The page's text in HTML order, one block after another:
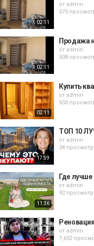
02:11
от admin
575
02:11
Продажа
от admin
508
02:11
Купить
от admin
550
17:59
ТОП 10
от admin
34
11:36
Где
от admin
92
от admin
7,602